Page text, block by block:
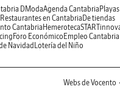
DModaAgenda CantabriaPlayas
Restaurantes en CantabriaDe tiendas
CantabriaHemeroteca
Foro EconómicoEmpleo Cantabria
NavidadLotería del Niño
Webs de Vocento